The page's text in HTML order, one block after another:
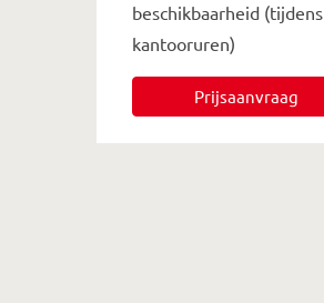
beschikbaarheid (tijdens
kantooruren)
Prijsaanvraag